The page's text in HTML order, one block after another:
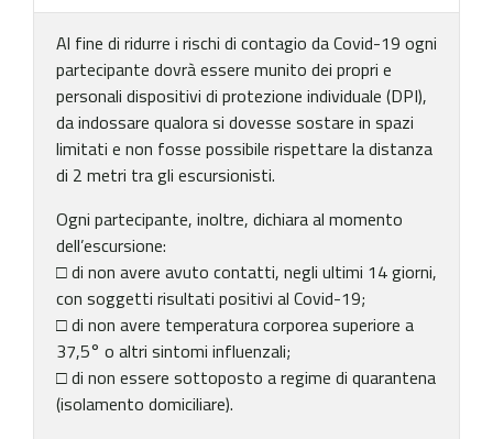
Al fine di ridurre i rischi di contagio da Covid-19 ogni
partecipante dovrà essere munito dei propri e
personali dispositivi di protezione individuale (DPI),
da indossare qualora si dovesse sostare in spazi
limitati e non fosse possibile rispettare la distanza
di 2 metri tra gli escursionisti.
Ogni partecipante, inoltre, dichiara al momento
dell’escursione:
□ di non avere avuto contatti, negli ultimi 14 giorni,
con soggetti risultati positivi al Covid-19;
□ di non avere temperatura corporea superiore a
37,5° o altri sintomi influenzali;
□ di non essere sottoposto a regime di quarantena
(isolamento domiciliare).